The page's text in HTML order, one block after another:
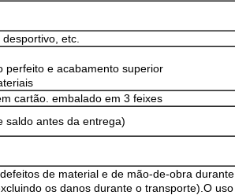
etc.
perfeito e acabamento superior
cartão. embalado em 3 feixes
saldo antes da entrega)
de material e de mão-de-obra durante
os danos durante o transporte).O uso